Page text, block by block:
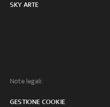
SKY ARTE
Note legali:
GESTIONE COOKIE